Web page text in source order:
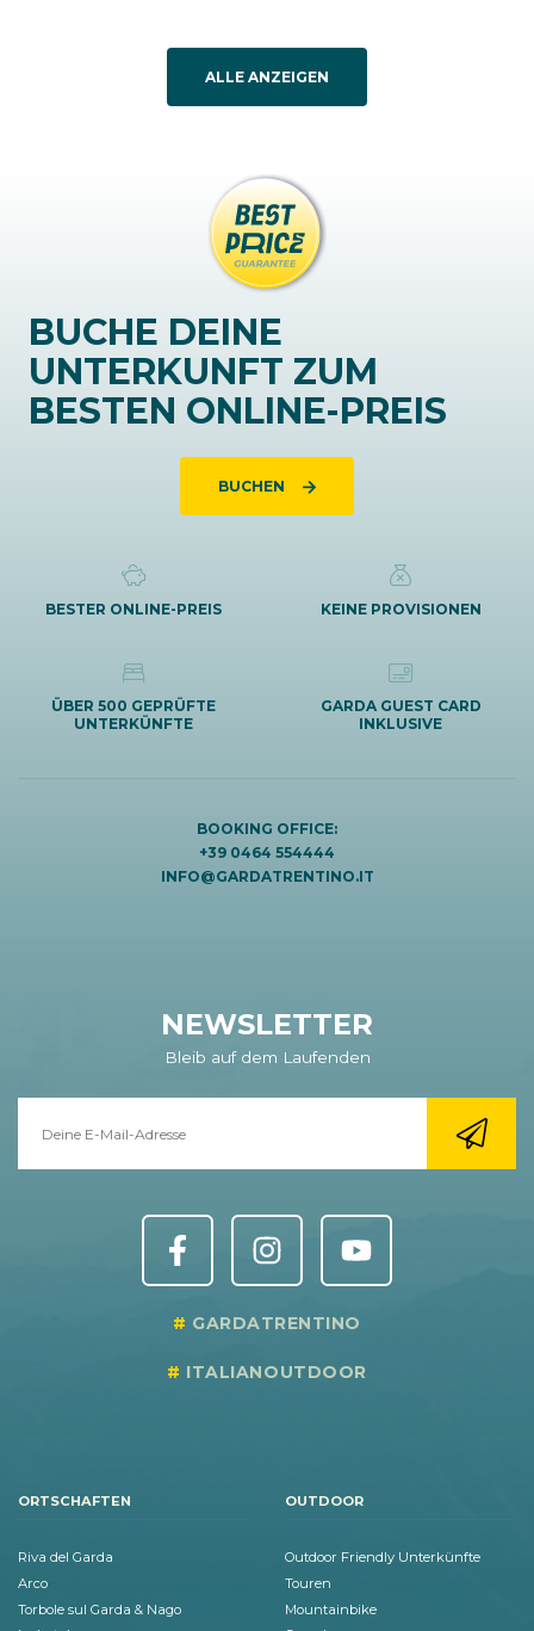
ALLE ANZEIGEN
BUCHE DEINE
UNTERKUNFT ZUM
BESTEN ONLINE-PREIS
BUCHEN
BESTER ONLINE-PREIS KEINE PROVISIONEN
ÜBER 500 GEPRÜFTE
UNTERKÜNFTE
GARDA GUEST CARD
INKLUSIVE
BOOKING OFFICE:
+39 0464 554444
INFO@GARDATRENTINO.IT
NEWSLETTER
Bleib auf dem Laufenden
GARDATRENTINO
ITALIANOUTDOOR
ORTSCHAFTEN
Riva del Garda
Arco
Torbole sul Garda & Nago
OUTDOOR
Outdoor Friendly Unterkünfte
Touren
Mountainbike